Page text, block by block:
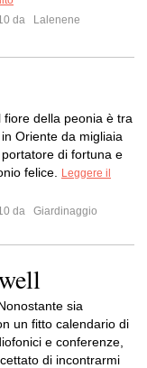
da
Lalenene
fiore della peonia è tra
Oriente da migliaia
di fortuna e
felice.
Leggere il
da
Giardinaggio
sia
un fitto calendario di
e conferenze,
di incontrarmi